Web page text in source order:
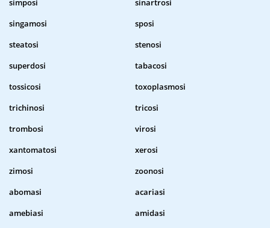
simposi
sinartrosi
singamosi
sposi
steatosi
stenosi
superdosi
tabacosi
tossicosi
toxoplasmosi
trichinosi
tricosi
trombosi
virosi
xantomatosi
xerosi
zimosi
zoonosi
abomasi
acariasi
amebiasi
amidasi